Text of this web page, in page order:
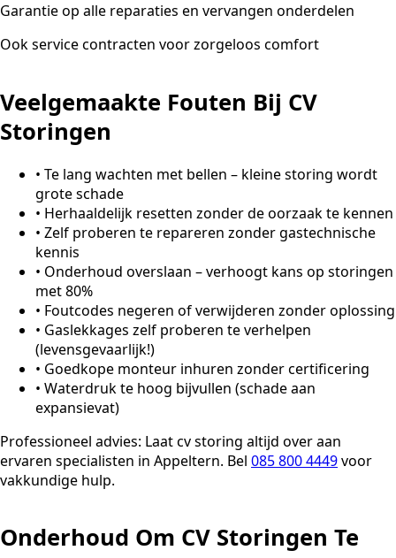
Garantie op alle reparaties en vervangen onderdelen
Ook service contracten voor zorgeloos comfort
Veelgemaakte Fouten Bij CV
Storingen
• Te lang wachten met bellen – kleine storing wordt
grote schade
• Herhaaldelijk resetten zonder de oorzaak te kennen
• Zelf proberen te repareren zonder gastechnische
kennis
• Onderhoud overslaan – verhoogt kans op storingen
met 80%
• Foutcodes negeren of verwijderen zonder oplossing
• Gaslekkages zelf proberen te verhelpen
(levensgevaarlijk!)
• Goedkope monteur inhuren zonder certificering
• Waterdruk te hoog bijvullen (schade aan
expansievat)
Professioneel advies: Laat cv storing altijd over aan
ervaren specialisten in Appeltern. Bel 085 800 4449voor
vakkundige hulp.
Onderhoud Om CV Storingen Te